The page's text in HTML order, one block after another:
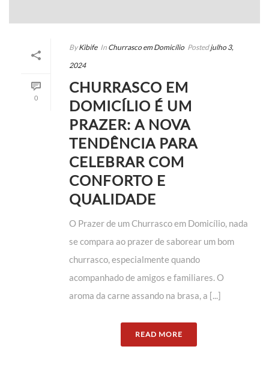
0
By Kibife In Churrasco em Domicílio Posted julho 3,
2024
CHURRASCO EM
DOMICÍLIO É UM
PRAZER: A NOVA
TENDÊNCIA PARA
CELEBRAR COM
CONFORTO E
QUALIDADE
O Prazer de um Churrasco em Domicílio, nada
se compara ao prazer de saborear um bom
churrasco, especialmente quando
acompanhado de amigos e familiares. O
aroma da carne assando na brasa, a [...]
READ MORE